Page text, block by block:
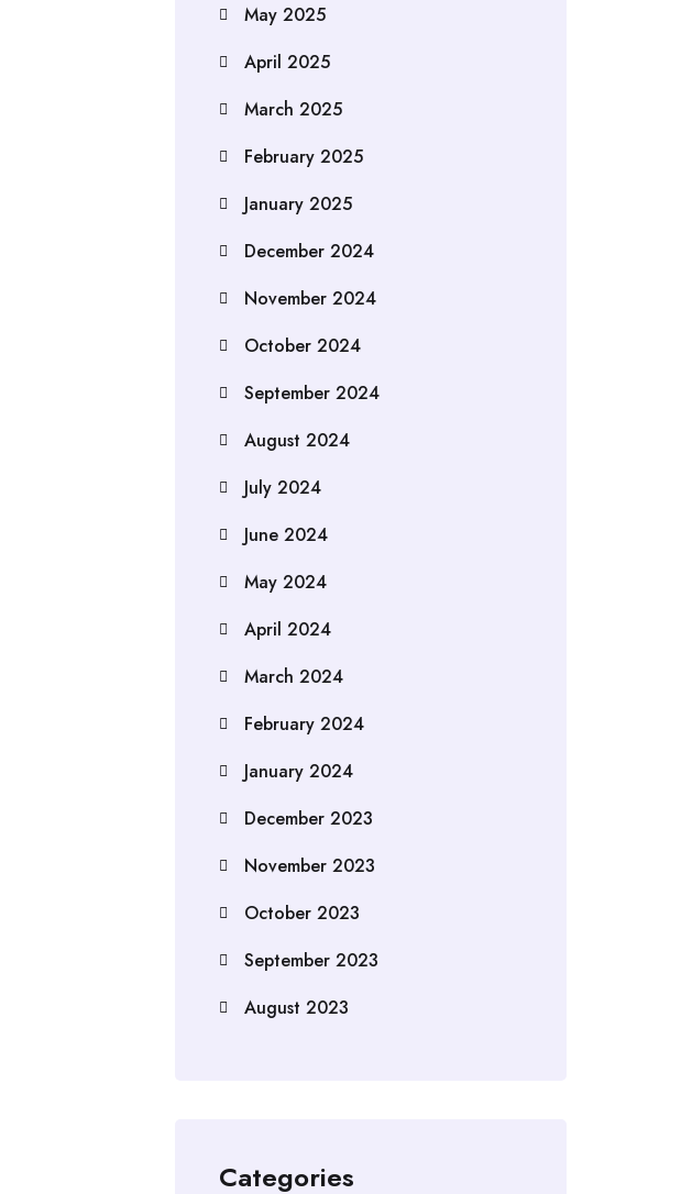
May 2025
April 2025
March 2025
February 2025
January 2025
December 2024
November 2024
October 2024
September 2024
August 2024
July 2024
June 2024
May 2024
April 2024
March 2024
February 2024
January 2024
December 2023
November 2023
October 2023
September 2023
August 2023
Categories